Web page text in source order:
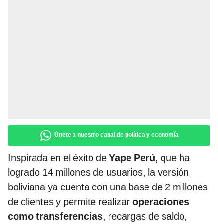
Únete a nuestro canal de política y economía
Inspirada en el éxito de Yape Perú, que ha
logrado 14 millones de usuarios, la versión
boliviana ya cuenta con una base de 2 millones
de clientes y permite realizar operaciones
como transferencias, recargas de saldo,